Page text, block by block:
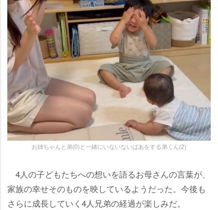
お姉ちゃんと弟(0)と一緒にいないないばあをする弟くん(2)
4人の子どもたちへの想いを語るお母さんの言葉が、
家族の幸せそのものを映しているようだった。今後も
さらに成長していく4人兄弟の経過が楽しみだ。